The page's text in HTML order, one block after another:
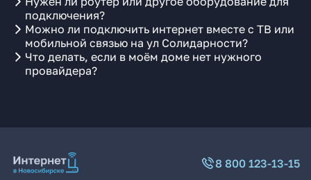
подключения?
Можно ли подключить интернет вместе с ТВ или
мобильной связью на ул Солидарности?
Что делать, если в моём доме нет нужного
провайдера?
8 800 123-13-15